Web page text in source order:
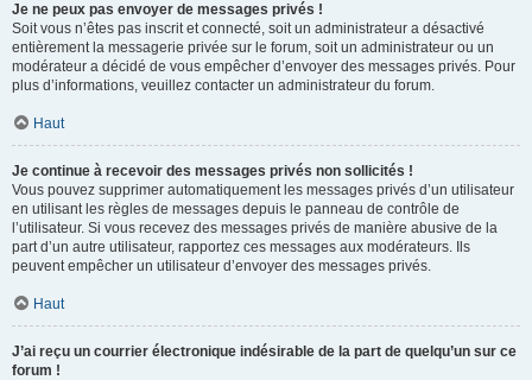
Je ne peux pas envoyer de messages privés !
Soit vous n’êtes pas inscrit et connecté, soit un administrateur a désactivé
entièrement la messagerie privée sur le forum, soit un administrateur ou un
modérateur a décidé de vous empêcher d’envoyer des messages privés. Pour
plus d’informations, veuillez contacter un administrateur du forum.
Haut
Je continue à recevoir des messages privés non sollicités !
Vous pouvez supprimer automatiquement les messages privés d’un utilisateur
en utilisant les règles de messages depuis le panneau de contrôle de
l’utilisateur. Si vous recevez des messages privés de manière abusive de la
part d’un autre utilisateur, rapportez ces messages aux modérateurs. Ils
peuvent empêcher un utilisateur d’envoyer des messages privés.
Haut
J’ai reçu un courrier électronique indésirable de la part de quelqu’un sur ce
forum !